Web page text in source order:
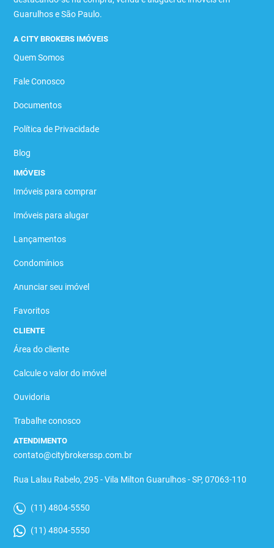
Guarulhos e São Paulo.
A CITY BROKERS IMÓVEIS
Quem Somos
Fale Conosco
Documentos
Política de Privacidade
Blog
IMÓVEIS
Imóveis para comprar
Imóveis para alugar
Lançamentos
Condomínios
Anunciar seu imóvel
Favoritos
CLIENTE
Área do cliente
Calcule o valor do imóvel
Ouvidoria
Trabalhe conosco
ATENDIMENTO
contato@citybrokerssp.com.br
Rua Lalau Rabelo, 295 - Vila Milton Guarulhos - SP, 07063-110
(11) 4804-5550
(11) 4804-5550